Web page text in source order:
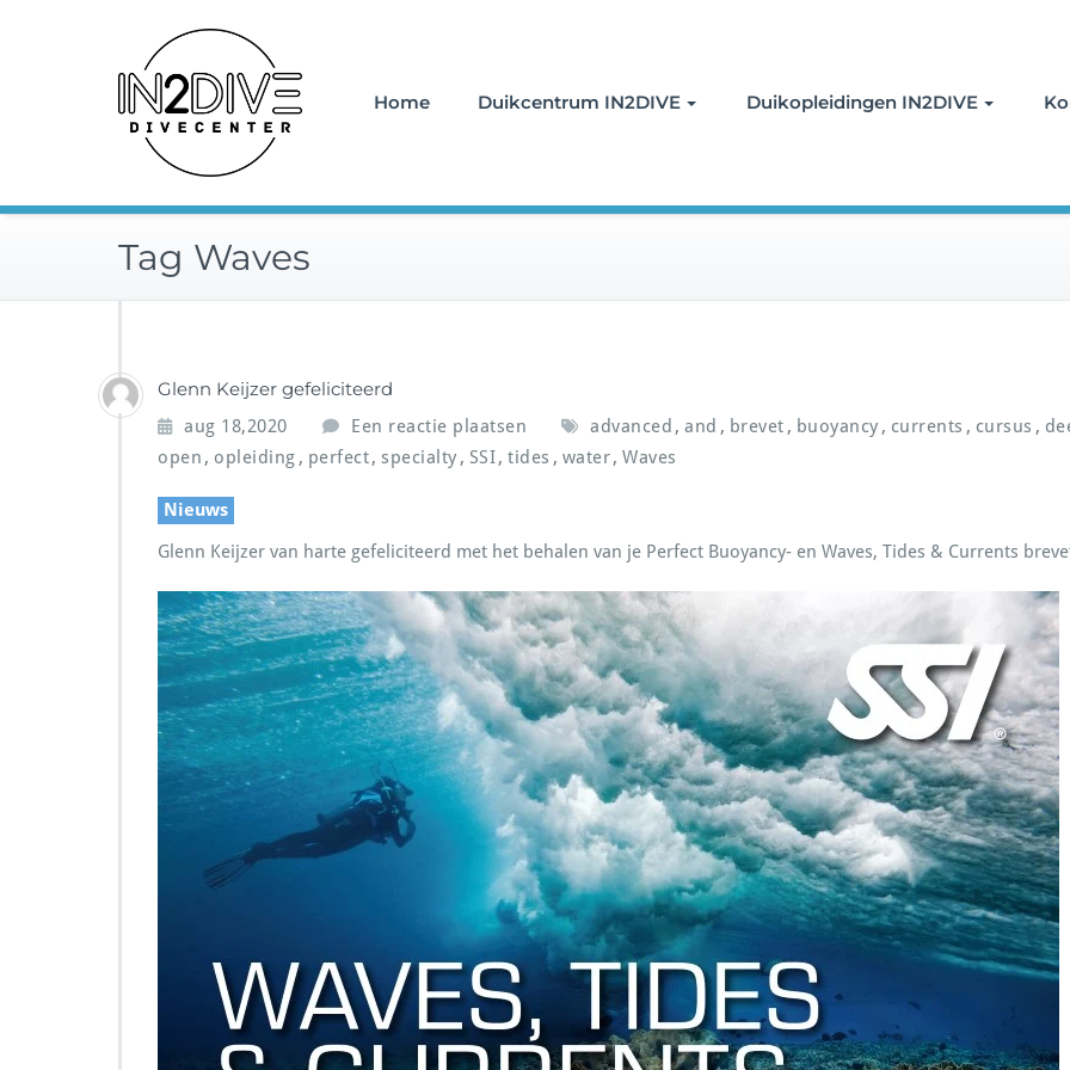
Home Duikcentrum IN2DIVE Duikopleidingen IN2DIVE
Tag Waves
Glenn Keijzer gefeliciteerd
aug 18,2020 Een reactie plaatsen advanced , and , brevet , buoyancy , currents , cursus ,
open , opleiding , perfect, specialty , SSI, tides , water, Waves
Nieuws
Glenn Keijzer van harte gefeliciteerd met het behalen van je Perfect Buoyancy- en Waves, Tides & Currents